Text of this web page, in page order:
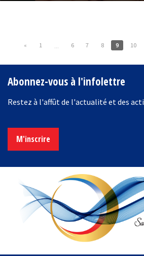
« 1 ... 6 7 8 9 10
Abonnez-vous à l'infolettre
Restez à l'affût de l'actualité et des
M'inscrire